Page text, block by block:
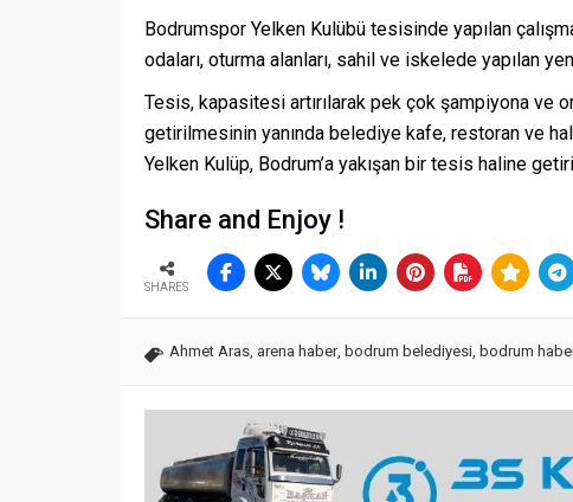
Bodrumspor Yelken Kulübü tesisinde yapılan
odaları, oturma alanları, sahil ve iskelede yapılan
Tesis, kapasitesi artırılarak pek çok şampiyona ve
getirilmesinin yanında belediye kafe, restoran ve
Yelken Kulüp, Bodrum’a yakışan bir tesis haline
Share and Enjoy !
SHARES
Ahmet Aras arena haber, bodrum belediyesi bodrum